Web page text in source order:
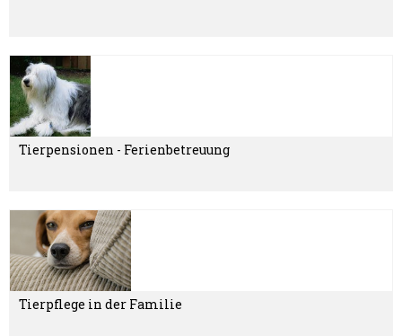
Tierpensionen - Ferienbetreuung
Tierpflege in der Familie